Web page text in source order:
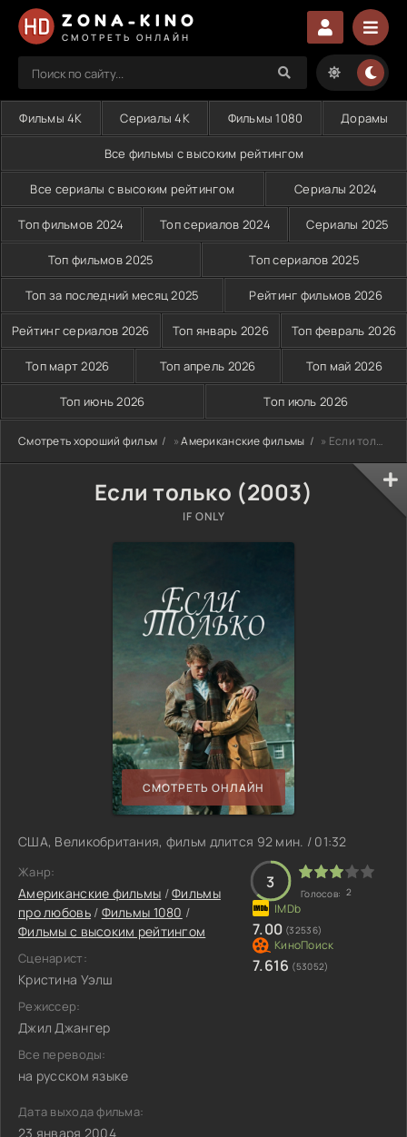
ZONA-KINO
СМОТРЕТЬ ОНЛАЙН
Фильмы 4K Сериалы 4K Фильмы 1080 Дорамы
Все фильмы с высоким рейтингом
Все сериалы с высоким рейтингом Сериалы 2024
Топ фильмов 2024 Топ сериалов 2024 Сериалы 2025
Топ фильмов 2025 Топ сериалов 2025
Топ за последний месяц 2025 Рейтинг фильмов 2026
Рейтинг сериалов 2026 Топ январь 2026 Топ февраль 2026
Топ март 2026 Топ апрель 2026 Топ май 2026
Топ июнь 2026 Топ июль 2026
Смотреть хороший фильм »Американские фильмы » Если только (2003)
Если только (2003)
IF ONLY
СМОТРЕТЬ ОНЛАЙН
США, Великобритания, фильм длится 92 мин. / 01:32
Жанр:
Американские фильмы /Фильмы
про любовь/ Фильмы 1080 /
Фильмы с высоким рейтингом
Сценарист:
Кристина Уэлш
Режиссер:
Джил Джангер
Все переводы:
на русском языке
3
Голосов: 2
7.00 (32536)
7.616 (53052)
Дата выхода фильма:
23 января 2004